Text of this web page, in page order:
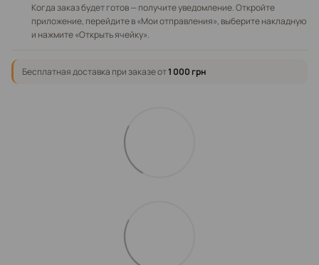
Когда заказ будет готов — получите уведомление. Откройте
приложение, перейдите в «Мои отправления», выберите накладную
и нажмите «Открыть ячейку».
Бесплатная доставка при заказе от1 000 грн